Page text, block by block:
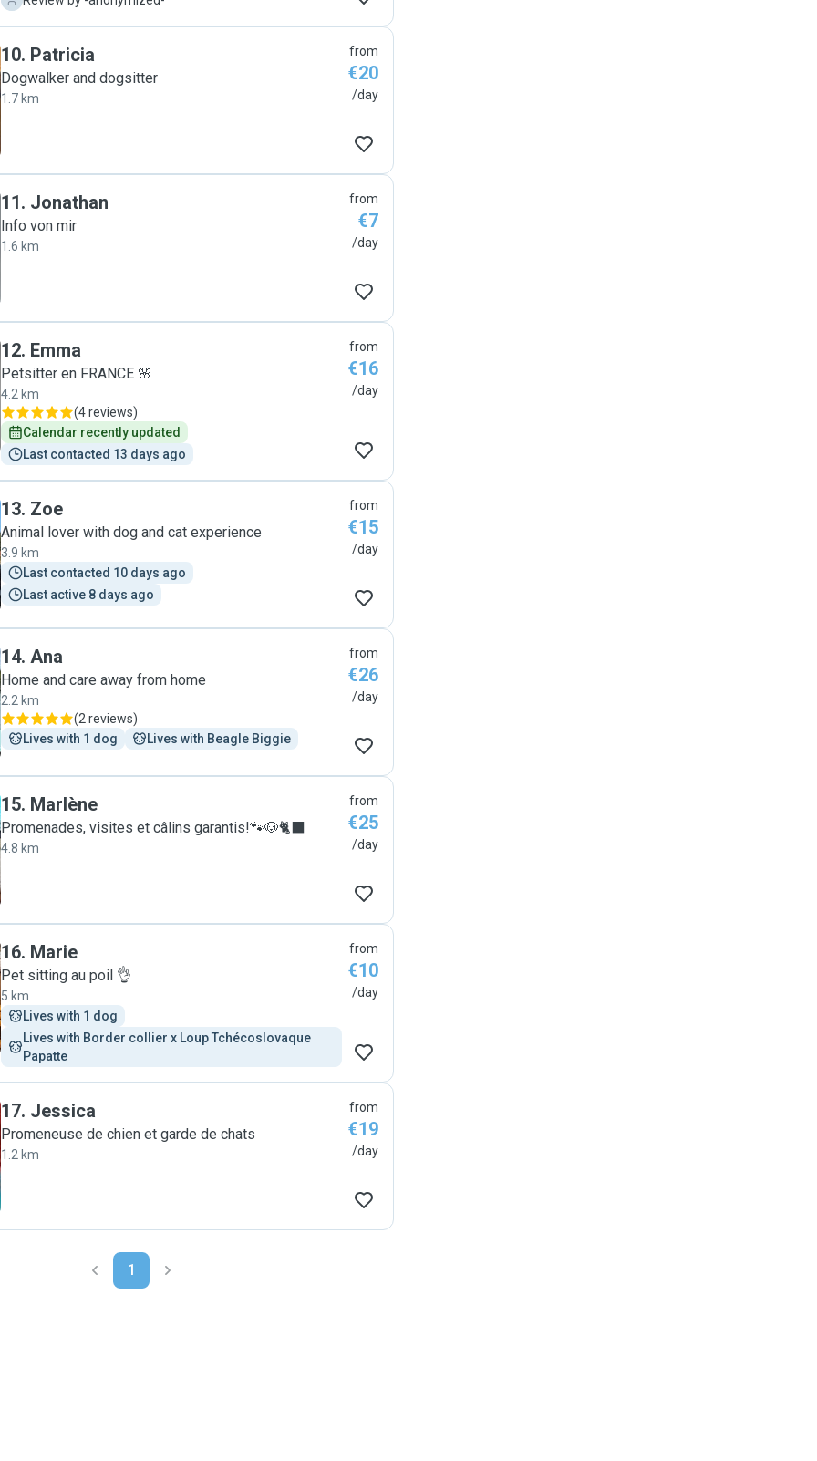
gentille et bienveillante tant pour les animaux que pour le
propriétaire. J'ai reçu à chacun de ses passages, des
photos de mes chats. Elle s'est occupée de mes deux chats
Muffin et Cookie avec beaucoup d'amour, d'ailleurs mes
10. Patricia
Dogwalker and dogsitter
1.7 km
from
€20
/day
11. Jonathan
Info von mir
1.6 km
from
€7
/day
12. Emma
Petsitter en FRANCE 🌸
4.2 km
(4 reviews)
Calendar recently updated
Last contacted 13 days ago
from
€16
/day
13. Zoe
Animal lover with dog and cat experience
3.9 km
Last contacted 10 days ago
Last active 8 days ago
from
€15
/day
14. Ana
Home and care away from home
2.2 km
(2 reviews)
Lives with 1 dog
Lives with Beagle Biggie
from
€26
/day
15. Marlène
Promenades, visites et câlins garantis!🐾🐶🐈‍⬛
4.8 km
from
€25
/day
16. Marie
Pet sitting au poil 👌
5 km
Lives with 1 dog
Lives with Border collier x Loup Tchécoslovaque
Papatte
from
€10
/day
17. Jessica
Promeneuse de chien et garde de chats
1.2 km
from
€19
/day
1